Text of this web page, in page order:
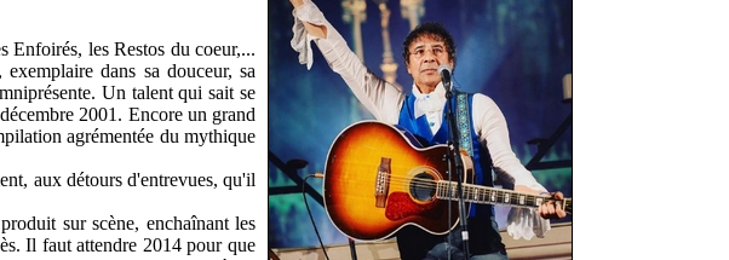
Enfoirés, les Restos du coeur,...
dans sa douceur, sa
Un talent qui sait se
2001. Encore un grand
agrémentée du mythique
aux détours d'entrevues, qu'il
sur scène, enchaînant les
Il faut attendre 2014 pour que